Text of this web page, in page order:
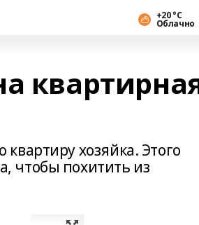
+20 °С
Облачно
хозяйка. Этого
чтобы похитить из